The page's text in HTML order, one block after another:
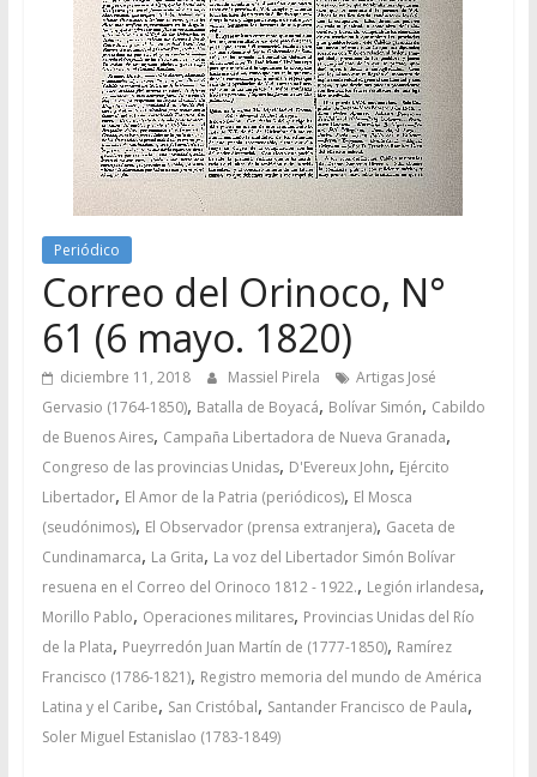
Periódico
Correo del Orinoco, N°
61 (6 mayo. 1820)
diciembre 11, 2018 Massiel Pirela
Artigas José
Gervasio (1764-1850), Batalla de Boyacá, Bolívar Simón, Cabildo
de Buenos Aires, Campaña Libertadora de Nueva Granada,
Congreso de las provincias Unidas, D'Evereux John, Ejército
Libertador, El Amor de la Patria (periódicos), El Mosca
(seudónimos), El Observador (prensa extranjera), Gaceta de
Cundinamarca, La Grita, La voz del Libertador Simón Bolívar
resuena en el Correo del Orinoco 1812 - 1922., Legión irlandesa,
Morillo Pablo, Operaciones militares, Provincias Unidas del Río
de la Plata, Pueyrredón Juan Martín de (1777-1850), Ramírez
Francisco (1786-1821), Registro memoria del mundo de América
Latina y el Caribe, San Cristóbal, Santander Francisco de Paula,
Soler Miguel Estanislao (1783-1849)